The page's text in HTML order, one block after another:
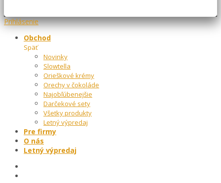
Prihlásenie
Obchod
Späť
Novinky
Slowtella
Orieškové krémy
Orechy v čokoláde
Najobľúbenejšie
Darčekové sety
Všetky produkty
Letný výpredaj
Pre firmy
O nás
Letný výpredaj